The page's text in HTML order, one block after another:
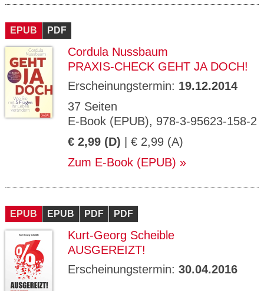
EPUB PDF
Cordula Nussbaum
PRAXIS-CHECK GEHT JA DOCH!
Erscheinungstermin: 19.12.2014
37 Seiten
E-Book (EPUB), 978-3-95623-158-2
€ 2,99 (D) | € 2,99 (A)
Zum E-Book (EPUB)
EPUB EPUB PDF PDF
Kurt-Georg Scheible
AUSGEREIZT!
Erscheinungstermin: 30.04.2016